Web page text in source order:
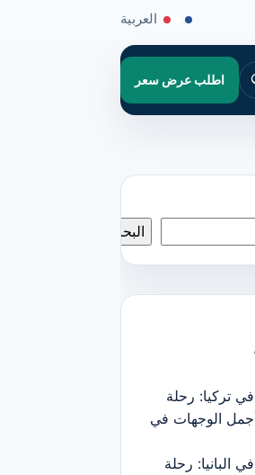
العربية
اطلب عرض سعر
البحث
تركيا: رحلة
الوجهات في
البانيا: رحلة